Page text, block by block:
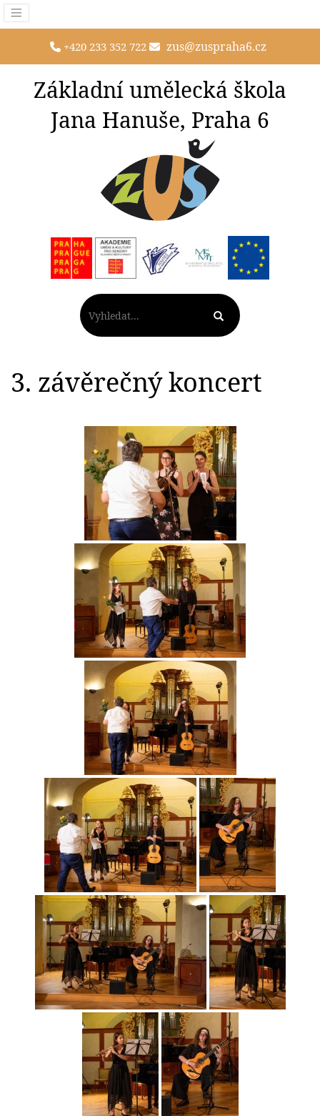
+420 233 352 722 zus@zuspraha6.cz
Základní umělecká škola
Jana Hanuše, Praha 6
3. závěrečný koncert